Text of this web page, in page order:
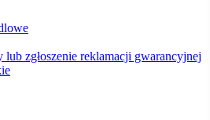
zgłoszenie reklamacji gwarancyjnej